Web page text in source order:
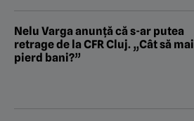
Nelu Varga anunță că s-ar putea
retrage de la CFR Cluj. „Cât să mai
pierd bani?”